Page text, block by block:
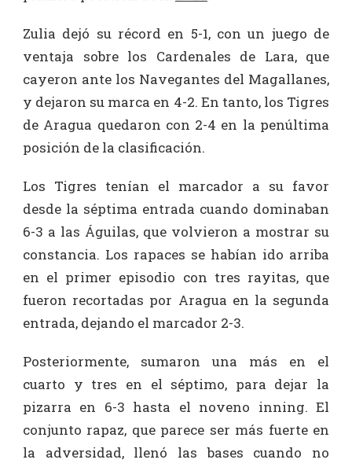
Zulia dejó su récord en 5-1, con un juego de
ventaja sobre los Cardenales de Lara, que
cayeron ante los Navegantes del Magallanes,
y dejaron su marca en 4-2. En tanto, los Tigres
de Aragua quedaron con 2-4 en la penúltima
posición de la clasificación.
Los Tigres tenían el marcador a su favor
desde la séptima entrada cuando dominaban
6-3 a las Águilas, que volvieron a mostrar su
constancia. Los rapaces se habían ido arriba
en el primer episodio con tres rayitas, que
fueron recortadas por Aragua en la segunda
entrada, dejando el marcador 2-3.
Posteriormente, sumaron una más en el
cuarto y tres en el séptimo, para dejar la
pizarra en 6-3 hasta el noveno inning. El
conjunto rapaz, que parece ser más fuerte en
la adversidad, llenó las bases cuando no